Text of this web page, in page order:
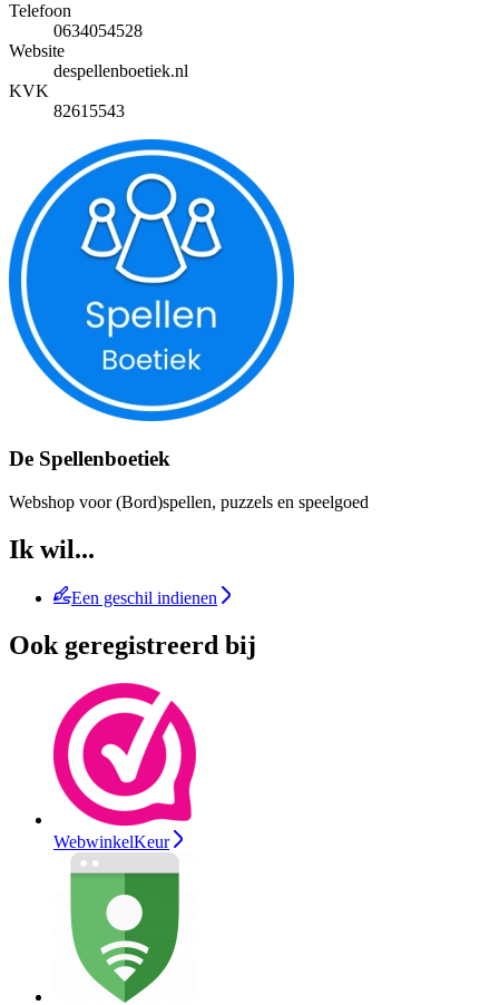
Telefoon
0634054528
Website
despellenboetiek.nl
KVK
82615543
De Spellenboetiek
Webshop voor (Bord)spellen, puzzels en speelgoed
Ik wil...
Een geschil indienen
Ook geregistreerd bij
WebwinkelKeur